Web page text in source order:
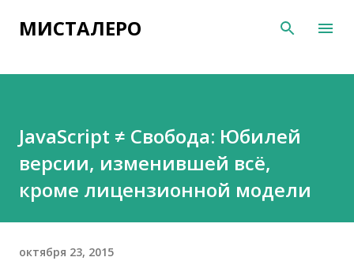
К основному контенту
МИСТАЛЕРО
JavaScript ≠ Свобода: Юбилей
версии, изменившей всё,
кроме лицензионной модели
октября 23, 2015